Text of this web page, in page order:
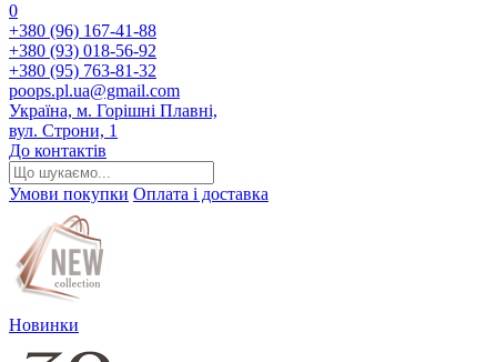
0
+380 (96) 167-41-88
+380 (93) 018-56-92
+380 (95) 763-81-32
poops.pl.ua@gmail.com
Україна, м. Горішні Плавні,
вул. Строни, 1
До контактів
Умови покупки Оплата і доставка
Новинки